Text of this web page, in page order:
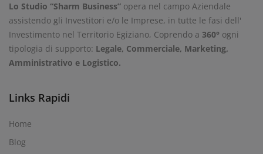
Lo Studio “Sharm Business” opera nel campo Aziendale
assistendo gli Investitori e/o le Imprese, in tutte le fasi dell'
Investimento nel Territorio Egiziano, Coprendo a 360° ogni
tipologia di supporto: Legale, Commerciale, Marketing,
Amministrativo e Logistico.
Links Rapidi
Home
Blog